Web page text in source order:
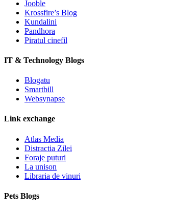
Jooble
Krossfire’s Blog
Kundalini
Pandhora
Piratul cinefil
IT & Technology Blogs
Blogatu
Smartbill
Websynapse
Link exchange
Atlas Media
Distractia Zilei
Foraje puturi
La unison
Libraria de vinuri
Pets Blogs